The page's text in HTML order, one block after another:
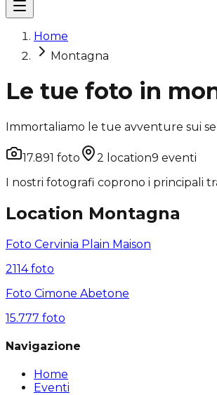
Home
Montagna
Le tue foto in
Immortaliamo le tue avventure sui
17.891 foto 2 location9 eventi
I nostri fotografi coprono i principali
Location Montagna
Foto Cervinia Plain Maison
2114foto
Foto Cimone Abetone
15.777 foto
Navigazione
Home
Eventi